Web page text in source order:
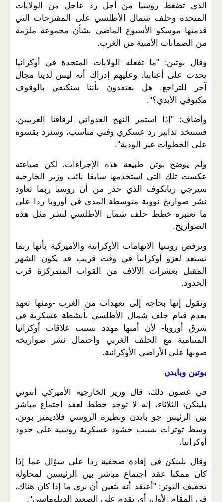
الذي تضغط روسيا من أجل رد عاجل من الولايات
المتحدة وحلف شمال الأطلسي على المقترحات التي
قدمتها موسكو الأسبوع الماضي بشأن مجموعة ملزمة
من الضمانات الأمنية من الغرب.
وقال بوتين: "ما تفعله الولايات المتحدة في أوكرانيا
يحدث على أعتابنا. وعليهم إدراك أنه ليس لدينا مجال
آخر للتراجع. هل يعتقدون بأننا سنكتفي بالوقوف
مكتوفي الأيدي؟".
وأضاف: "إذا استمر النهج العدواني لرفاقنا الغربيين،
فسنتخذ تدابير رد عسكري وفني مناسب، وسنرد بقسوة
على الخطوات غير الودية".
ولم يوضح بوتن طبيعة هذه الإجراءات، لكن صياغته
عكست تلك التي استخدمها سابقا نائب وزير الخارجية
سيرجي ريابكوف الذي حذر من أن روسيا ربما تعاود
نشر صواريخ نووية متوسطة المدى في أوروبا ردا على
ما تعتبره خطط حلف شمال الأطلسي لنشر مثل هذه
الصواريخ.
وترفض روسيا الاتهامات الأوكرانية والأميركية بأنها ربما
تستعد لغزو أوكرانيا في وقت قريب قد يكون الشهر
المقبل بعشرات الآلاف من القوات المتمركزة قرب
الحدود.
وتقول إنها بحاجة إلى تعهدات من الغرب -ومنها تعهد
بعدم قيام حلف شمال الأطلسي بأنشطة عسكرية في
شرق أوروبا- لأن أمنها مهدد بسبب علاقات أوكرانيا
المتنامية مع الحلف الغربي واحتمال نشر صواريخه
صوبها على الأراضي الأوكرانية.
بوتين وبايدن
في غضون ذلك، قال وزير الخارجية الأميركي أنتوني
بلينكن، الثلاثاء، إنه لا توجد خطط لعقد اجتماع مباشر
بين الرئيس جو بايدن ونظيره الروسي فلاديمير بوتن،
وسط توترات بسبب حشود عسكرية روسية على حدود
أوكرانيا.
وقال بلينكن في إفادة صحفية ردا على سؤال عما إذا
كان ممكنا عقد اجتماع مباشر بين الرئيسين لمحاولة
تخفيف التوتر: "أعتقد أنه يتعين أن نرى ما إذا كان هناك،
في المقام الأول، أي تقدم على الصعيد الدبلوماسي".